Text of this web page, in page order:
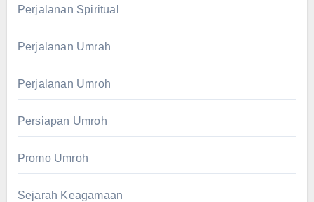
Perjalanan Spiritual
Perjalanan Umrah
Perjalanan Umroh
Persiapan Umroh
Promo Umroh
Sejarah Keagamaan